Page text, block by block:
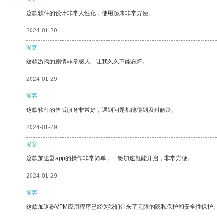
这款软件的设计非常人性化，使用起来非常方便。
2024-01-29
游客
这款游戏的剧情非常感人，让我久久不能忘怀。
2024-01-29
游客
这款软件的售后服务非常好，遇到问题都能得到及时解决。
2024-01-29
游客
这款加速器app的操作非常简单，一键加速就能开启，非常方便。
2024-01-29
游客
这款加速器VPM应用程序已经为我们带来了无限的隐私保护和安全性保护